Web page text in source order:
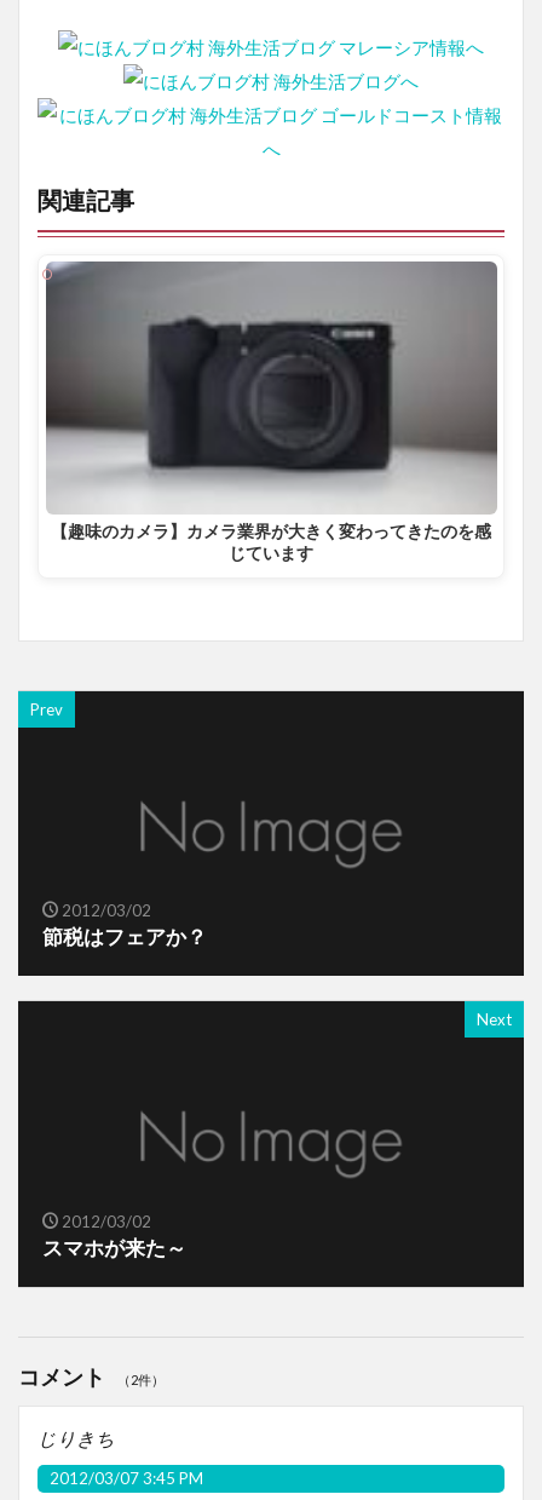
関連記事
【趣味のカメラ】カメラ業界が大きく変わってきたのを感
じています
Prev
2012/03/02
節税はフェアか？
Next
2012/03/02
スマホが来た～
コメント （2件）
じりきち
2012/03/07 3:45 PM